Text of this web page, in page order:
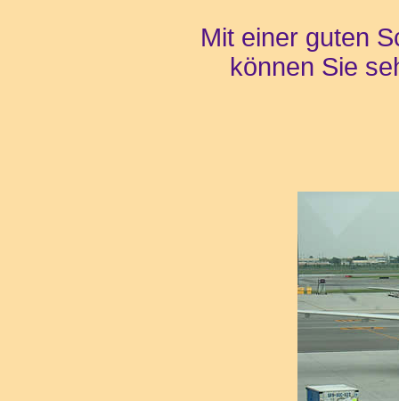
Mit einer guten
können Sie